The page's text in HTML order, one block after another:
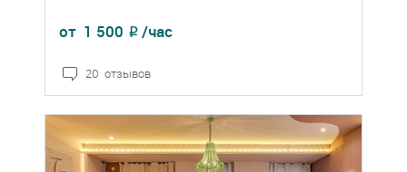
от 1 500 ₽ /час
20 отзывов